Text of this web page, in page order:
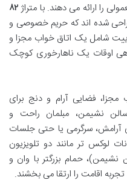
را ارائه می دهند. با متراژ۸۲
شده اند که حریم خصوصی و
شامل یک اتاق خواب مجزا و
اوقات یک ناهارخوری کوچک
فضایی آرام و دنج برای
نشیمن، مبلمان راحت و
آرامش، سرگرمی یا حتی جلسات
لوکس تر مانند دو تلویزیون
حمام بزرگتر با وان و
اقامت را ارتقا می بخشند.